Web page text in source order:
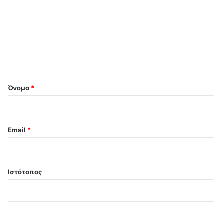
Όνομα *
Email *
Ιστότοπος